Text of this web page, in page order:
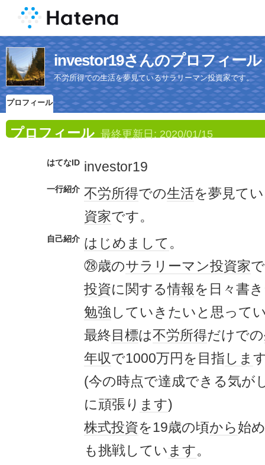
investor19さんのプロフィール
不労所得での生活を夢見ているサラリーマン投資家です。
プロフィール
プロフィール 最終更新日: 2020/01/15
はてなID investor19
一行紹介 不労所得での生活を夢見て
資家です。
自己紹介 はじめまして 。
㉘歳のサラリーマン投資家
投資に関する情報を日々書
勉強 していきたいと思って
最終 目標は不労所得だけでの
年収で1000万円を目指 しま
(今の時点で達成できる気が
に頑張り ます)
株式投資を19歳の頃から始
も挑戦してい ます。